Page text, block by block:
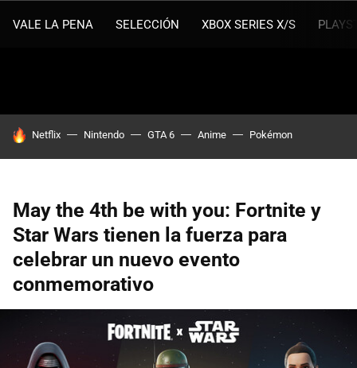
VALE LA PENA SELECCIÓN XBOX SERIES X/S
HOY SE HABLA DE
Netflix Nintendo GTA 6 Anime Pokémon
May the 4th be with you: Fortnite y
Star Wars tienen la fuerza para
celebrar un nuevo evento
conmemorativo